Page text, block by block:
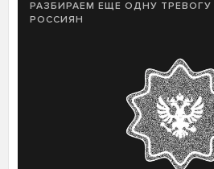
РАЗБИРАЕМ ЕЩЕ ОДНУ
РОССИЯН